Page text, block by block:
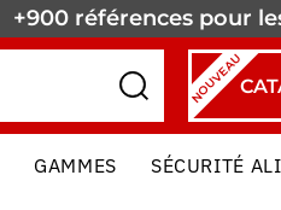
+900 références pour
NOUVEAU
GAMMES SÉCURITÉ